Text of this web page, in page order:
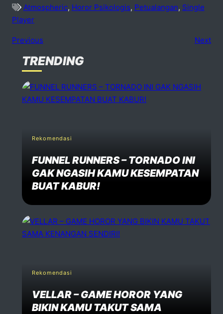
Atmospheric, Horor Psikologis, Petualangan, Single
Player
Previous Next
No comments
Your email address will not be published. Required fiels
Name *
Email *
Website
Comment *
TRENDING
Rekomendasi
FUNNEL RUNNERS – TORNADO INI
GAK NGASIH KAMU KESEMPATAN
BUAT KABUR!
Rekomendasi
VELLAR – GAME HOROR YANG
BIKIN KAMU TAKUT SAMA